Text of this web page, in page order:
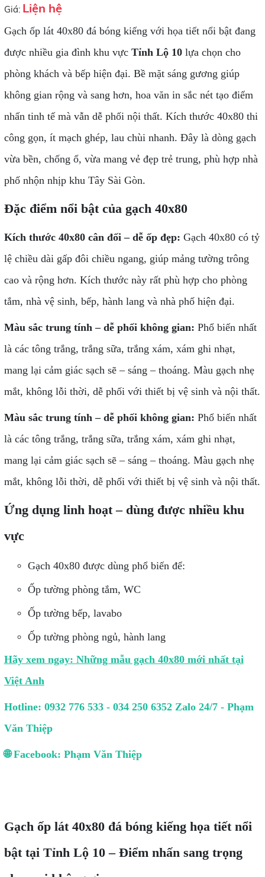
Giá: Liện hệ
Gạch ốp lát 40x80 đá bóng kiếng với họa tiết nổi bật đang
được nhiều gia đình khu vực Tỉnh Lộ 10lựa chọn cho
phòng khách và bếp hiện đại. Bề mặt sáng gương giúp
không gian rộng và sang hơn, hoa văn in sắc nét tạo điểm
nhấn tinh tế mà vẫn dễ phối nội thất. Kích thước 40x80 thi
công gọn, ít mạch ghép, lau chùi nhanh. Đây là dòng gạch
vừa bền, chống ố, vừa mang vẻ đẹp trẻ trung, phù hợp nhà
phố nhộn nhịp khu Tây Sài Gòn.
Đặc điểm nổi bật của gạch 40x80
Kích thước 40x80 cân đối – dễ ốp đẹp: Gạch 40x80 có tỷ
lệ chiều dài gấp đôi chiều ngang, giúp mảng tường trông
cao và rộng hơn. Kích thước này rất phù hợp cho phòng
tắm, nhà vệ sinh, bếp, hành lang và nhà phố hiện đại.
Màu sắc trung tính – dễ phối không gian: Phổ biến nhất
là các tông trắng, trắng sữa, trắng xám, xám ghi nhạt,
mang lại cảm giác sạch sẽ – sáng – thoáng. Màu gạch nhẹ
mắt, không lỗi thời, dễ phối với thiết bị vệ sinh và nội thất.
Màu sắc trung tính – dễ phối không gian: Phổ biến nhất
là các tông trắng, trắng sữa, trắng xám, xám ghi nhạt,
mang lại cảm giác sạch sẽ – sáng – thoáng. Màu gạch nhẹ
mắt, không lỗi thời, dễ phối với thiết bị vệ sinh và nội thất.
Ứng dụng linh hoạt – dùng được nhiều khu
vực
Gạch 40x80 được dùng phổ biến để:
Ốp tường phòng tắm, WC
Ốp tường bếp, lavabo
Ốp tường phòng ngủ, hành lang
Hãy xem ngay: Những mẫu gạch 40x80 mới nhất tại
Việt Anh
Hotline: 0932 776 533 - 034 250 6352 Zalo 24/7 - Phạm
Văn Thiệp
🌐 Facebook: Phạm Văn Thiệp
Gạch ốp lát 40x80 đá bóng kiếng họa tiết nổi
bật tại Tỉnh Lộ 10 – Điểm nhấn sang trọng